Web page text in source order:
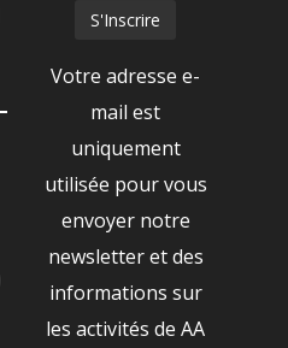
Votre adresse e-
mail est
uniquement
utilisée pour vous
envoyer notre
newsletter et des
informations sur
les activités de AA